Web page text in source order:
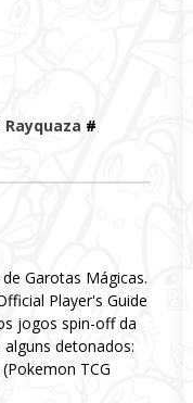
Rayquaza #
Garotas Mágicas.
Player's Guide
jogos spin-off da
detonados:
TCG